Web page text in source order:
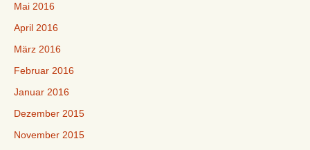
Mai 2016
April 2016
März 2016
Februar 2016
Januar 2016
Dezember 2015
November 2015